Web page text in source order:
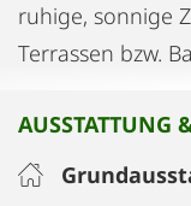
ruhige, sonnige
Terrassen bzw.
AUSSTATTUNG